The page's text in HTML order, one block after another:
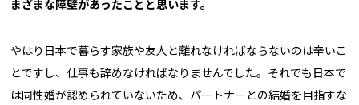
まざまな障壁があったことと思います。
やはり日本で暮らす家族や友人と離れなければならないのは辛いこ
とですし、仕事も辞めなければなりませんでした。それでも日本で
は同性婚が認められていないため、パートナーとの結婚を目指すな